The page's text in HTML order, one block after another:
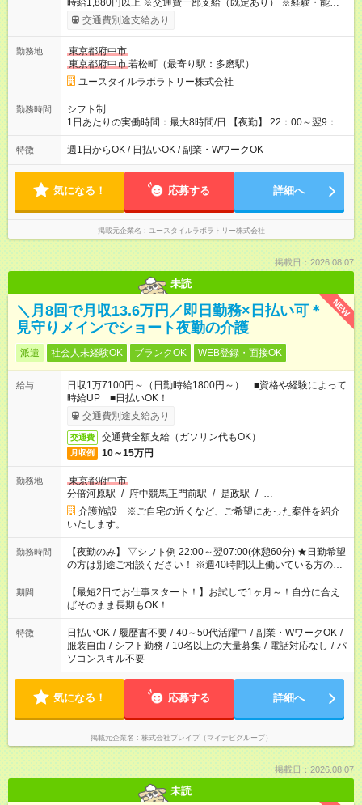
時給1,880円以上 ※交通費一部支給（既定あり） ※経験・能力を
考慮して決定します 【収入例】 週1回勤務の場合：1,880円×8時
間×4回=6万0,160円 週3回勤務の場合：1,880円×8時間×12回
月 ※ 雇用形態と給与に、本採用時と異なる部分があります。 雇
用形態：本採用時と同じです。 給与：時給 1,660円以上
交通費別途支給あり
勤務地
東京都府中市
東京都府中市若松町（最寄り駅：多磨駅）
ユースタイルラボラトリー株式会社
勤務時間
シフト制
1日あたりの実働時間：最大8時間/日 【夜勤】 22：00～翌9：
00 ※週1日～OK ／ 夜勤専従 ＊＊ 勤務時間例 ＊＊ ■22時か
ら翌7時 ■23時から翌8時 ■24時から翌9時 など ※上記の時間
ます。 ※曜日固定（毎週同じ曜日での勤務となります）
特徴 週1日からOK / 日払いOK / 副業・WワークOK
気になる！ 応募する 詳細へ
掲載元企業名 ユースタイルラボラトリー株式会社
掲載日：2026.08.07
未読
NEW
＼月8回で月収13.6万円／即日勤務×日払い可＊
見守りメインでショート夜勤の介護
派遣 社会人未経験OK ブランクOK WEB登録・面接OK
給与
日収1万7100円～（日勤時給1800円～） ■資格や経験によって
時給UP ■日払いOK！
交通費別途支給あり
交通費 交通費全額支給（ガソリン代もOK）
月収例 10～15万円
勤務地
東京都府中市
分倍河原駅 / 府中競馬正門前駅 / 是政駅 / …
介護施設 ※ご自宅の近くなど、ご希望にあった案件を紹介
いたします。
勤務時間
【夜勤のみ】 ▽シフト例 22:00～翌07:00(休憩60分) ★日勤希望
の方は別途ご相談ください！ ※週40時間以上働いている方のW
ワークはNG
期間
【最短2日でお仕事スタート！】お試しで1ヶ月～！自分に合え
ばそのまま長期もOK！
特徴 日払いOK / 履歴書不要 / 40～50代活躍中 / 副業・WワークOK /
服装自由 / シフト勤務 / 10名以上の大量募集 / 電話対応なし / パ
ソコンスキル不要
気になる！ 応募する 詳細へ
掲載元企業名 株式会社ブレイブ（マイナビグループ）
掲載日：2026.08.07
未読